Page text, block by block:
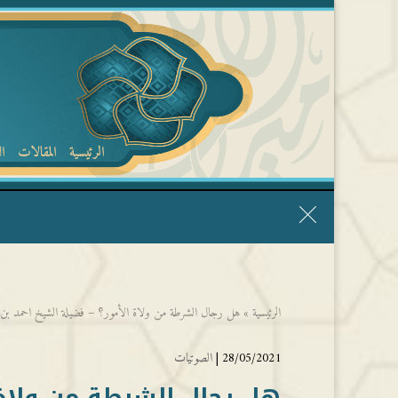
الرئيسية المقالات
الرئيسية » هل رجال الشرطة من ولاة الأمور؟ – فضيلة الشيخ احمد
28/05/2021 | الصوتيات